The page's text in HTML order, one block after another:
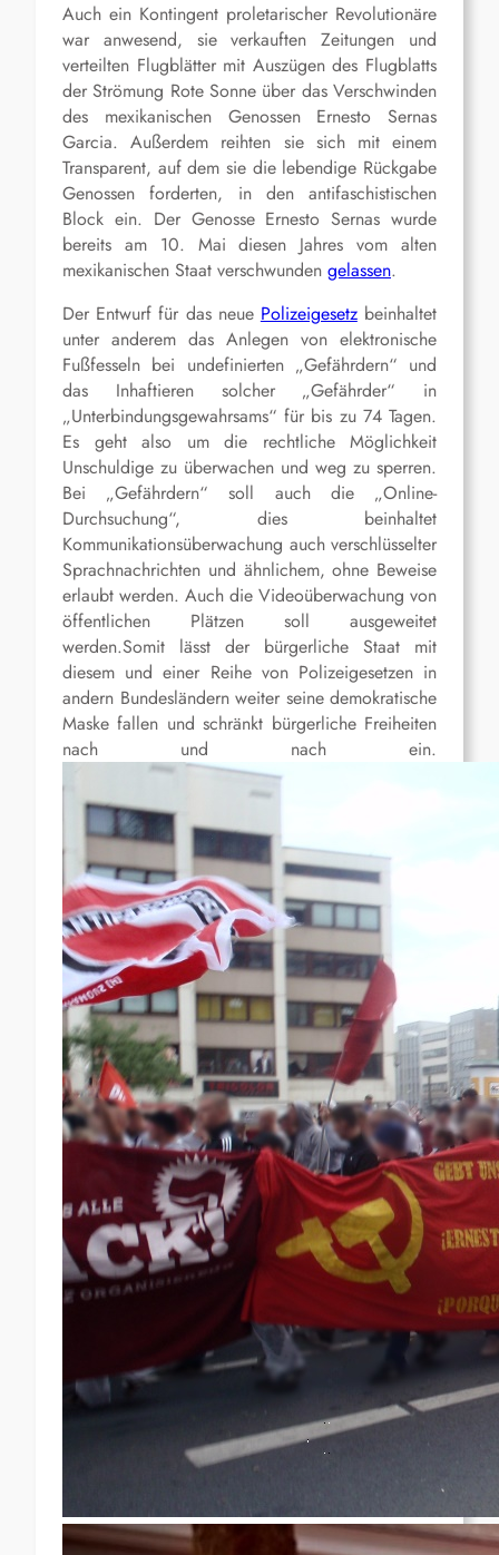
Auch ein Kontingent proletarischer Revolutionäre
war anwesend, sie verkauften Zeitungen und
verteilten Flugblätter mit Auszügen des Flugblatts
der Strömung Rote Sonne über das Verschwinden
des mexikanischen Genossen Ernesto Sernas
Garcia. Außerdem reihten sie sich mit einem
Transparent, auf dem sie die lebendige Rückgabe
Genossen forderten, in den antifaschistischen
Block ein. Der Genosse Ernesto Sernas wurde
bereits am 10. Mai diesen Jahres vom alten
mexikanischen Staat verschwunden gelassen.
Der Entwurf für das neue Polizeigesetzbeinhaltet
unter anderem das Anlegen von elektronische
Fußfesseln bei undefinierten „Gefährdern“ und
das Inhaftieren solcher „Gefährder“ in
„Unterbindungsgewahrsams“ für bis zu 74 Tagen.
Es geht also um die rechtliche Möglichkeit
Unschuldige zu überwachen und weg zu sperren.
Bei „Gefährdern“ soll auch die „Online-
Durchsuchung“, dies beinhaltet
Kommunikationsüberwachung auch verschlüsselter
Sprachnachrichten und ähnlichem, ohne Beweise
erlaubt werden. Auch die Videoüberwachung von
öffentlichen Plätzen soll ausgeweitet
werden.Somit lässt der bürgerliche Staat mit
diesem und einer Reihe von Polizeigesetzen in
andern Bundesländern weiter seine demokratische
Maske fallen und schränkt bürgerliche Freiheiten
nach und nach ein.